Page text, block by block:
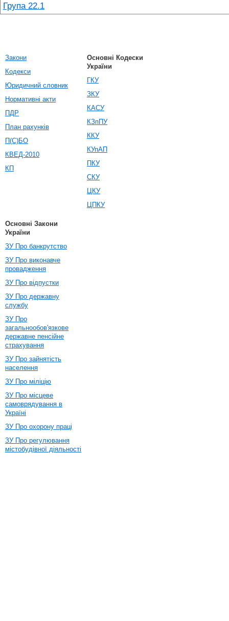
Група 22.1
Закони
Кодекси
Юридичний словник
Нормативні акти
ПДР
План рахунків
П(С)БО
КВЕД-2010
КП
Основні Кодески
України
ГКУ
ЗКУ
КАСУ
КЗпПУ
ККУ
КУпАП
ПКУ
СКУ
ЦКУ
ЦПКУ
Основні Закони
України
ЗУ Про банкрутство
ЗУ Про виконавче
провадження
ЗУ Про відпустки
ЗУ Про державну
службу
ЗУ Про
загальнообов'язкове
державне пенсійне
страхування
ЗУ Про зайнятість
населення
ЗУ Про міліцію
ЗУ Про місцеве
самоврядування в
Україні
ЗУ Про охорону праці
ЗУ Про регулювання
містобудівної діяльності